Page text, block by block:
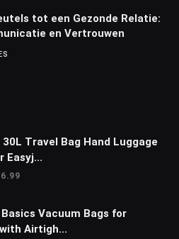
tot een Gezonde Relatie:
en Vertrouwen
30L Travel Bag Hand Luggage
Easyj...
€16.99.Vacuum Bags for
Airtigh...